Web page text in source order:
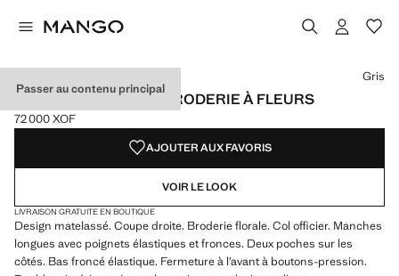
Passer au contenu principal
VESTE MATELASSÉE BRODERIE À FLEURS
Prix actuel [72 000 XOF ]
72 000 XOF
Choisissez une couleur
Gris
AJOUTER AUX FAVORIS
VOIR LE LOOK
LIVRAISON GRATUITE EN BOUTIQUE
Design matelassé. Coupe droite. Broderie florale. Col officier. Manches
longues avec poignets élastiques et fronces. Deux poches sur les
côtés. Bas froncé élastique. Fermeture à l’avant à boutons-pression.